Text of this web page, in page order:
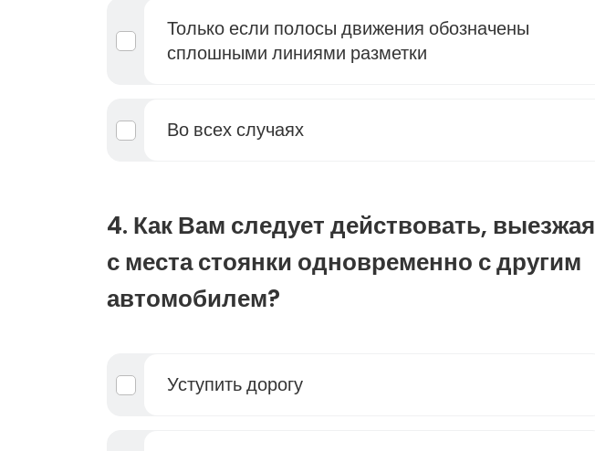
Только если полосы движения обозначены
сплошными линиями разметки
Во всех случаях
4. Как Вам следует действовать, выезжая
с места стоянки одновременно с другим
автомобилем?
Уступить дорогу